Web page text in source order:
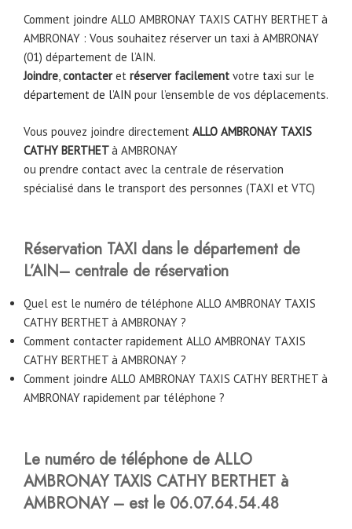
Comment joindre ALLO AMBRONAY TAXIS CATHY BERTHET à
AMBRONAY : Vous souhaitez réserver un taxi à AMBRONAY
(01) département de l’AIN.
Joindre,contacteret réserver facilement votre taxi sur le
département de l’AIN pour l’ensemble de vos déplacements.
Vous pouvez joindre directement ALLO AMBRONAY TAXIS
CATHY BERTHETà AMBRONAY
ou prendre contact avec la centrale de réservation
spécialisé dans le transport des personnes (TAXI et VTC)
Réservation TAXI dans le département de
L’AIN– centrale de réservation
Quel est le numéro de téléphone ALLO AMBRONAY TAXIS
CATHY BERTHET à AMBRONAY ?
Comment contacter rapidement ALLO AMBRONAY TAXIS
CATHY BERTHET à AMBRONAY ?
Comment joindre ALLO AMBRONAY TAXIS CATHY BERTHET à
AMBRONAY rapidement par téléphone ?
Le numéro de téléphone de ALLO
AMBRONAY TAXIS CATHY BERTHET à
AMBRONAY – est le 06.07.64.54.48